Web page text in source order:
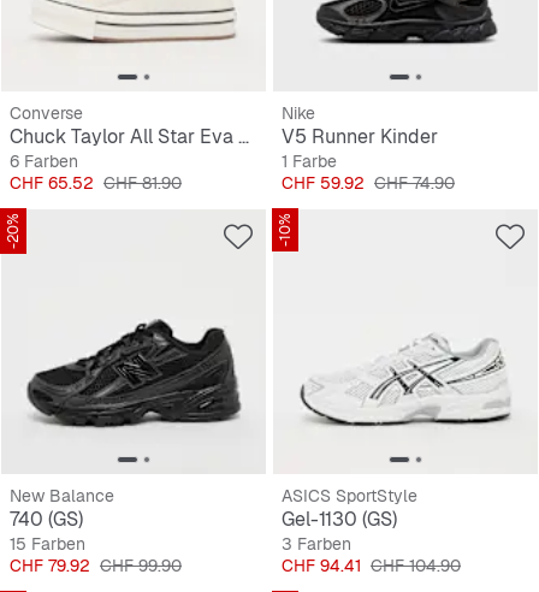
Converse
Chuck Taylor All Star Eva Lift (GS)
6 Farben
Preis
CHF 65.52 Originalpreis
CHF 81.90
Nike
V5 Runner Kinder
1 Farbe
Preis
CHF 59.92 Originalpreis
CHF 74.90
-20%
New Balance
740 (GS)
15 Farben
Preis
CHF 79.92 Originalpreis
CHF 99.90
-10%
ASICS SportStyle
Gel-1130 (GS)
3 Farben
Preis
CHF 94.41 Originalpreis
CHF 104.90